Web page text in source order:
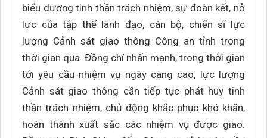
biểu dương tinh thần trách nhiệm, sự đoàn kết, nỗ
lực của tập thể lãnh đạo, cán bộ, chiến sĩ lực
lượng Cảnh sát giao thông Công an tỉnh trong
thời gian qua. Đồng chí nhấn mạnh, trong thời gian
tới yêu cầu nhiệm vụ ngày càng cao, lực lượng
Cảnh sát giao thông cần tiếp tục phát huy tinh
thần trách nhiệm, chủ động khắc phục khó khăn,
hoàn thành xuất sắc các nhiệm vụ được giao.